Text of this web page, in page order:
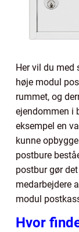
Her vil du med
høje modul
rummet, og
ejendommen i
eksempel en
kunne
postbure
postbur gør
medarbejdere
modul
Hvor